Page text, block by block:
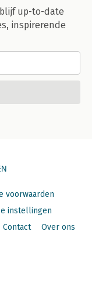
up-to-date
inspirerende
voorwaarden
instellingen
Contact Over ons